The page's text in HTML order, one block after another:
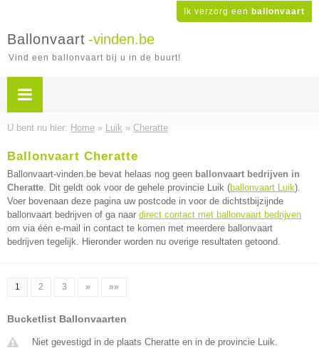
Ik verzorg een ballonvaart
Ballonvaart -vinden.be
Vind een ballonvaart bij u in de buurt!
U bent nu hier: Home » Luik » Cheratte
Ballonvaart Cheratte
Ballonvaart-vinden.be bevat helaas nog geen ballonvaart bedrijven in
Cheratte. Dit geldt ook voor de gehele provincie Luik (ballonvaart Luik).
Voer bovenaan deze pagina uw postcode in voor de dichtstbijzijnde
ballonvaart bedrijven of ga naar direct contact met ballonvaart bedrijven
om via één e-mail in contact te komen met meerdere ballonvaart
bedrijven tegelijk. Hieronder worden nu overige resultaten getoond.
1 2 3 » »»
Bucketlist Ballonvaarten
Niet gevestigd in de plaats Cheratte en in de provincie Luik.